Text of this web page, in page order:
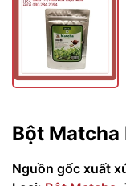
Bột
Nguồn gốc xuất